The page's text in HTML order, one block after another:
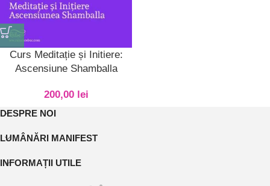
Curs Meditație și Initiere:
Ascensiune Shamballa
200,00 lei
DESPRE NOI
LUMÂNĂRI MANIFEST
INFORMAȚII UTILE